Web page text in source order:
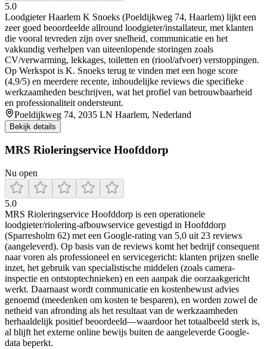
5.0
Loodgieter Haarlem K Snoeks (Poeldijkweg 74, Haarlem) lijkt een
zeer goed beoordeelde allround loodgieter/installateur, met klanten
die vooral tevreden zijn over snelheid, communicatie en het
vakkundig verhelpen van uiteenlopende storingen zoals
CV/verwarming, lekkages, toiletten en (riool/afvoer) verstoppingen.
Op Werkspot is K. Snoeks terug te vinden met een hoge score
(4,9/5) en meerdere recente, inhoudelijke reviews die specifieke
werkzaamheden beschrijven, wat het profiel van betrouwbaarheid
en professionaliteit ondersteunt.
Poeldijkweg 74, 2035 LN Haarlem, Nederland
Bekijk details
MRS Rioleringservice Hoofddorp
Nu open
5.0
MRS Rioleringservice Hoofddorp is een operationele
loodgieter/riolering-afbouwservice gevestigd in Hoofddorp
(Sparresholm 62) met een Google-rating van 5,0 uit 23 reviews
(aangeleverd). Op basis van de reviews komt het bedrijf consequent
naar voren als professioneel en servicegericht: klanten prijzen snelle
inzet, het gebruik van specialistische middelen (zoals camera-
inspectie en ontstoptechnieken) en een aanpak die oorzaakgericht
werkt. Daarnaast wordt communicatie en kostenbewust advies
genoemd (meedenken om kosten te besparen), en worden zowel de
netheid van afronding als het resultaat van de werkzaamheden
herhaaldelijk positief beoordeeld—waardoor het totaalbeeld sterk is,
al blijft het externe online bewijs buiten de aangeleverde Google-
data beperkt.